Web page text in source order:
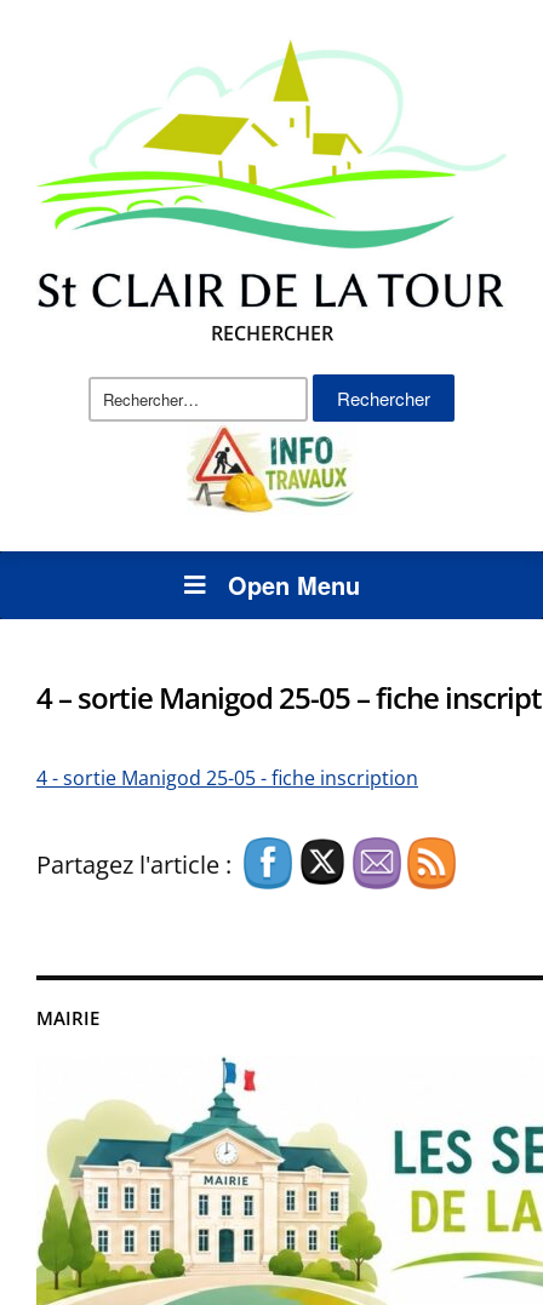
RECHERCHER
Rechercher :
Open Menu
MAIRIE
4 – sortie Manigod 25-05 – fiche
4 - sortie Manigod 25-05 - fiche inscription
Partagez l'article :